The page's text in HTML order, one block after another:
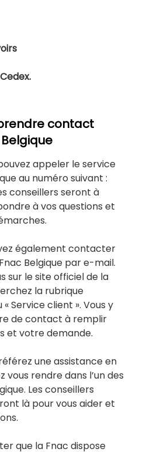
contact
Belgique
appeler le service
au numéro suivant :
conseillers seront à
à vos questions et
également contacter
Belgique par e-mail.
sur le site officiel de la
la rubrique
Service client ». Vous y
de contact à remplir
et votre demande.
une assistance en
vous rendre dans l’un des
Les conseillers
là pour vous aider et
que la Fnac dispose